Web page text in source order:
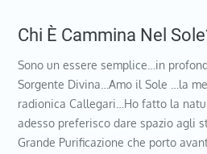
Chi È Cammina Nel
Sono un essere semplice…in
Sorgente Divina…Amo il Sole …la
radionica Callegari…Ho fatto la
adesso preferisco dare spazio agli
Grande Purificazione che porto